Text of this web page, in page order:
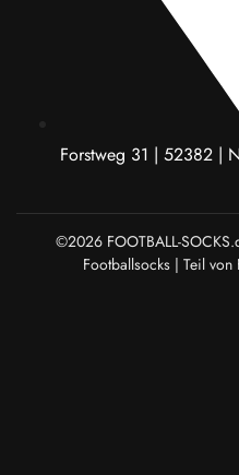
Forstweg 31 | 52382 |
©2026 FOOTBALL-
Footballsocks | Teil